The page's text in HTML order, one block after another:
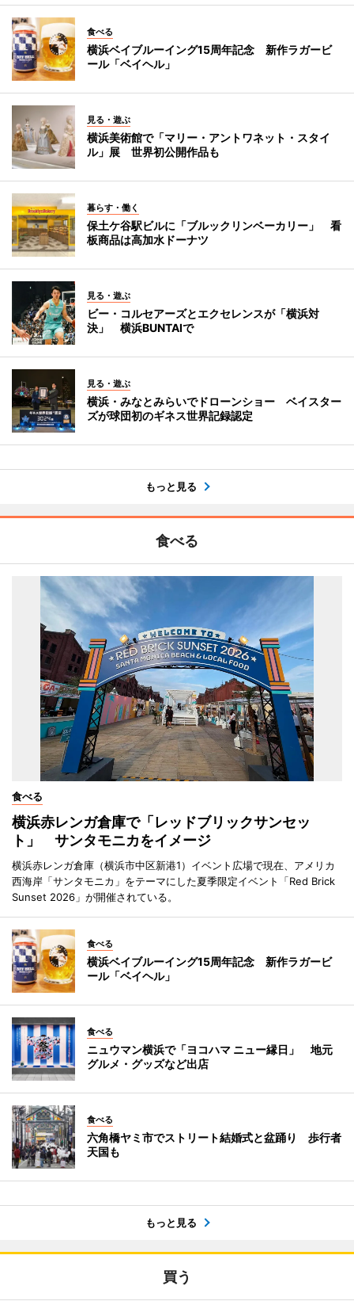
食べる
横浜ベイブルーイング15周年記念 新作ラガービ
ール「ベイヘル」
見る・遊ぶ
横浜美術館で「マリー・アントワネット・スタイ
ル」展 世界初公開作品も
暮らす・働く
保土ケ谷駅ビルに「ブルックリンベーカリー」 看
板商品は高加水ドーナツ
見る・遊ぶ
ビー・コルセアーズとエクセレンスが「横浜対
決」 横浜BUNTAIで
見る・遊ぶ
横浜・みなとみらいでドローンショー ベイスター
ズが球団初のギネス世界記録認定
もっと見る
食べる
食べる
横浜赤レンガ倉庫で「レッドブリックサンセッ
ト」 サンタモニカをイメージ
横浜赤レンガ倉庫（横浜市中区新港1）イベント広場で現在、アメリカ
西海岸「サンタモニカ」をテーマにした夏季限定イベント「Red Brick
Sunset 2026」が開催されている。
食べる
横浜ベイブルーイング15周年記念 新作ラガービ
ール「ベイヘル」
食べる
ニュウマン横浜で「ヨコハマ ニュー縁日」 地元
グルメ・グッズなど出店
食べる
六角橋ヤミ市でストリート結婚式と盆踊り 歩行者
天国も
もっと見る
買う